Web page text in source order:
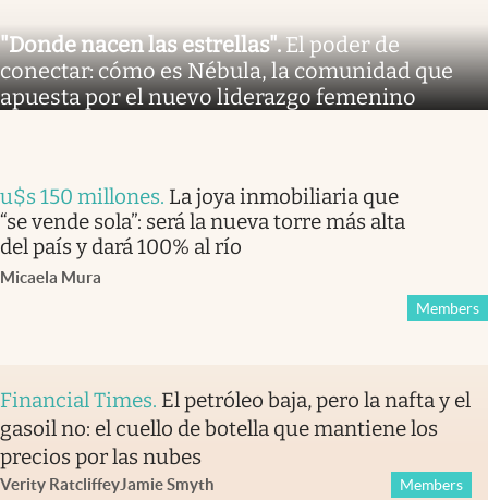
"Donde nacen las estrellas".El poder de
conectar: cómo es Nébula, la comunidad que
apuesta por el nuevo liderazgo femenino
u$s 150 millones. La joya inmobiliaria que
“se vende sola”: será la nueva torre más alta
del país y dará 100% al río
Micaela Mura
Members
Financial Times. El petróleo baja, pero la nafta y el
gasoil no: el cuello de botella que mantiene los
precios por las nubes
Verity RatcliffeyJamie Smyth Members